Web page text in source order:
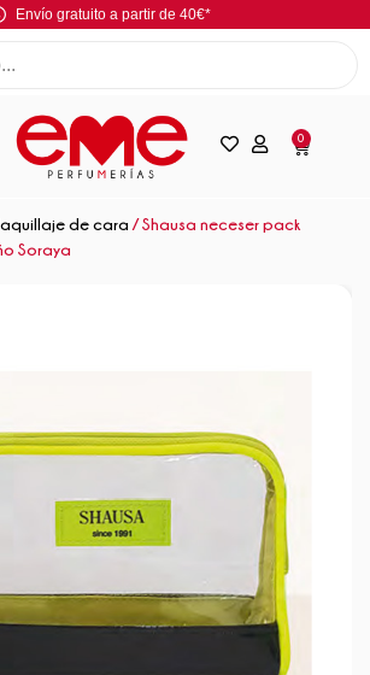
Envío gratuito a partir de 40€*
0
de cara / Shausa neceser pack
Soraya